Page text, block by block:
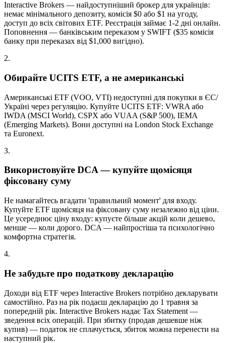
Interactive Brokers — найдоступніший брокер для українців:
немає мінімального депозиту, комісія $0 або $1 на угоду,
доступ до всіх світових ETF. Реєстрація займає 1-2 дні онлайн.
Поповнення — банківським переказом у SWIFT ($35 комісія
банку при переказах від $1,000 вигідно).
2.
Обирайте UCITS ETF, а не американські
Американські ETF (VOO, VTI) недоступні для покупки в ЄС/
Україні через регуляцію. Купуйте UCITS ETF: VWRA або
IWDA (MSCI World), CSPX або VUAA (S&P 500), IEMA
(Emerging Markets). Вони доступні на London Stock Exchange
та Euronext.
3.
Використовуйте DCA — купуйте щомісяця
фіксовану суму
Не намагайтесь вгадати 'правильний момент' для входу.
Купуйте ETF щомісяця на фіксовану суму незалежно від ціни.
Це усереднює ціну входу: купуєте більше акцій коли дешево,
менше — коли дорого. DCA — найпростіша та психологічно
комфортна стратегія.
4.
Не забудьте про податкову декларацію
Доходи від ETF через Interactive Brokers потрібно декларувати
самостійно. Раз на рік подаєш декларацію до 1 травня за
попередній рік. Interactive Brokers надає Tax Statement —
зведення всіх операцій. При збитку (продав дешевше ніж
купив) — податок не сплачується, збиток можна перенести на
наступний рік.